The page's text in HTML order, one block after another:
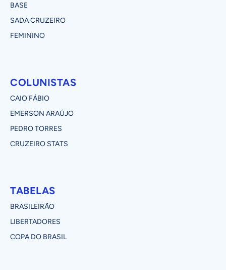
BASE
SADA CRUZEIRO
FEMININO
COLUNISTAS
CAIO FÁBIO
EMERSON ARAÚJO
PEDRO TORRES
CRUZEIRO STATS
TABELAS
BRASILEIRÃO
LIBERTADORES
COPA DO BRASIL